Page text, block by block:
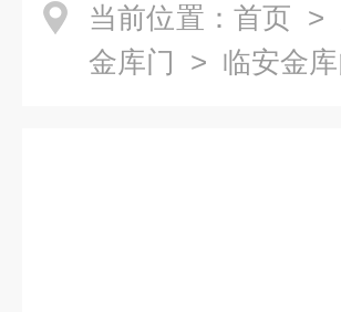
当前位置： 首页 >
金库门 > 临安金